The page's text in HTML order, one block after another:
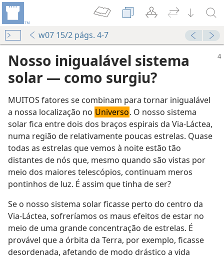
w07 15/2 págs. 4-7
Nosso inigualável sistema
solar — como surgiu?
MUITOS fatores se combinam para tornar inigualável
a nossa localização no Universo. O nosso sistema
solar fica entre dois dos braços espirais da Via-Láctea,
numa região de relativamente poucas estrelas. Quase
todas as estrelas que vemos à noite estão tão
distantes de nós que, mesmo quando são vistas por
meio dos maiores telescópios, continuam meros
pontinhos de luz. É assim que tinha de ser?
Se o nosso sistema solar ficasse perto do centro da
Via-Láctea, sofreríamos os maus efeitos de estar no
meio de uma grande concentração de estrelas. É
provável que a órbita da Terra, por exemplo, ficasse
desordenada, afetando de modo drástico a vida